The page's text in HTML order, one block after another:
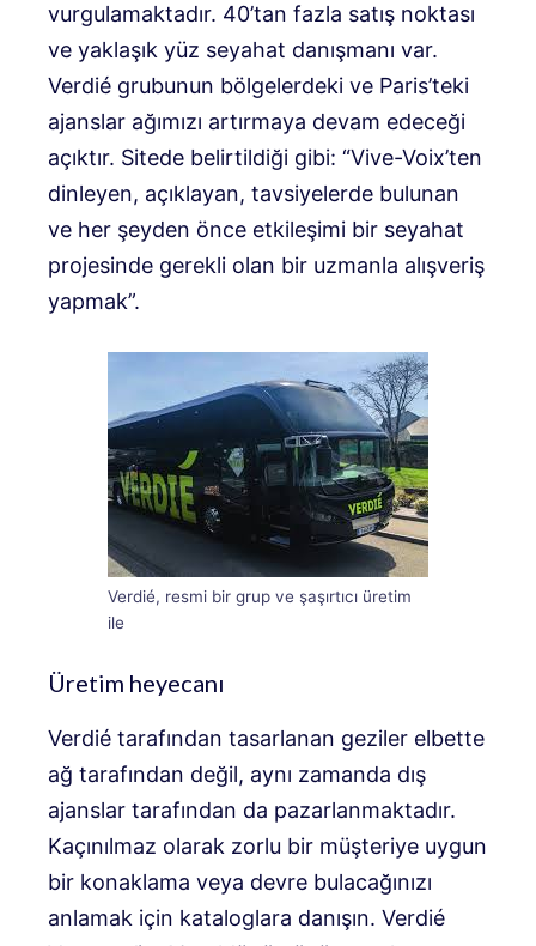
vurgulamaktadır. 40’tan fazla satış noktası
ve yaklaşık yüz seyahat danışmanı var.
Verdié grubunun bölgelerdeki ve Paris’teki
ajanslar ağımızı artırmaya devam edeceği
açıktır. Sitede belirtildiği gibi: “Vive-Voix’ten
dinleyen, açıklayan, tavsiyelerde bulunan
ve her şeyden önce etkileşimi bir seyahat
projesinde gerekli olan bir uzmanla alışveriş
yapmak”.
Verdié, resmi bir grup ve şaşırtıcı üretim
ile
Üretim heyecanı
Verdié tarafından tasarlanan geziler elbette
ağ tarafından değil, aynı zamanda dış
ajanslar tarafından da pazarlanmaktadır.
Kaçınılmaz olarak zorlu bir müşteriye uygun
bir konaklama veya devre bulacağınızı
anlamak için kataloglara danışın. Verdié